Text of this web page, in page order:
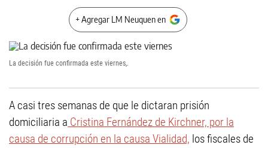
+ Agregar LM Neuquen en
La decisión fue confirmada este viernes,.
A casi tres semanas de que le dictaran prisión
domiciliaria a Cristina Fernández de Kirchner, por la
causa de corrupción en la causa Vialidad, los fiscales de